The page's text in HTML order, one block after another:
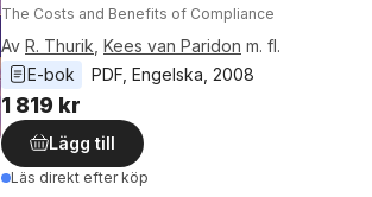
The Costs and Benefits of Compliance
Av R. Thurik Kees van Paridon m. fl.
E-bok
PDF Engelska 2008
1 819 kr
Lägg till
Läs direkt efter köp